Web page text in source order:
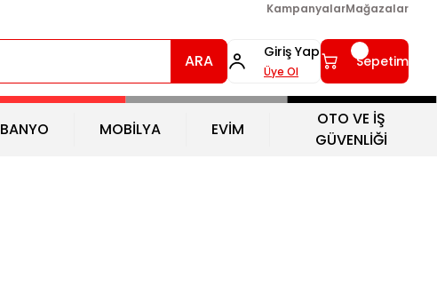
KampanyalarMağazalar
ARA Giriş Yap
Üye Ol
Sepetim
BANYO MOBİLYA EVİM
OTO VE İŞ
GÜVENLİĞİ